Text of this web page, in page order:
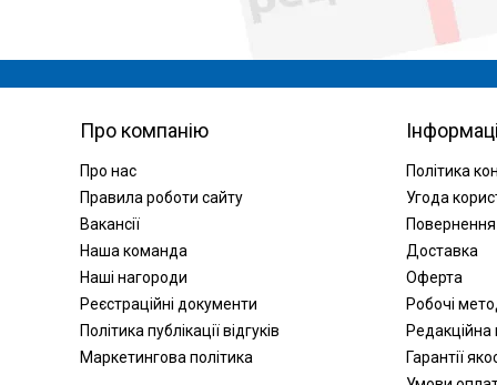
Про компанію
Про нас
Правила роботи сайту
Вакансії
Наша команда
Наші нагороди
Реєстраційні документи
Політика публікації відгуків
Маркетингова політика
Політика
Угода
Повернення
Доставка
Оферта
Робочі
Редакційна
Гарантії